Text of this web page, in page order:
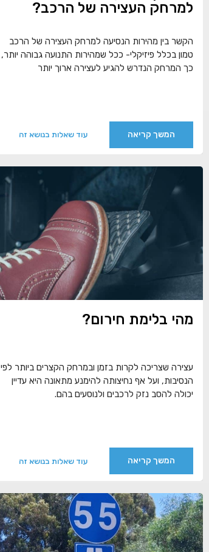
למרחק העצירה של הרכב?
הקשר בין מהירות הנסיעה למרחק העצירה של הרכב
טמון בכלל פיזיקלי- ככל שמהירות התנועה גבוהה יותר,
כך המרחק הנדרש להגיע לעצירה ארוך יותר
המשך קריאה עוד שאלות בנושא זה
מהי בלימת חירום?
עצירה שצריכה לקרות בזמן ובמרחק הקצרים ביותר לפי
הנסיבות, ועל אף נחיצותה להימנע מתאונה היא עדיין
יכולה להסב נזק לרכבים ולנוסעים בהם.
המשך קריאה עוד שאלות בנושא זה